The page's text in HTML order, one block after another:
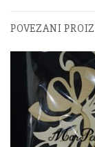
POVEZANI